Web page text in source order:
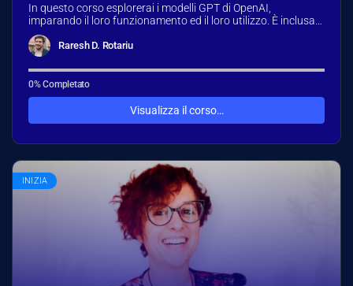
In questo corso esplorerai i modelli GPT di OpenAI,
imparando il loro funzionamento ed il loro utilizzo. È inclusa
una…
Raresh D. Rotariu
0% Completato
Visualizza il corso…
INIZIA